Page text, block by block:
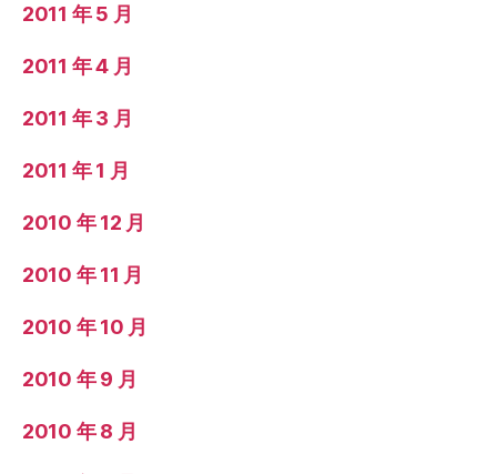
2011 年 5 月
2011 年 4 月
2011 年 3 月
2011 年 1 月
2010 年 12 月
2010 年 11 月
2010 年 10 月
2010 年 9 月
2010 年 8 月